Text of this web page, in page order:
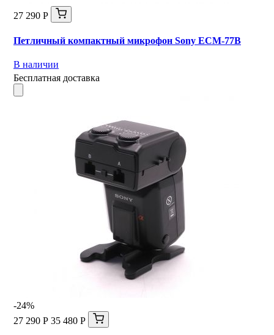
27 290 Р
Петличный компактный микрофон Sony ECM‑77B
В наличии
Бесплатная доставка
-24%
27 290 Р 35 480 Р